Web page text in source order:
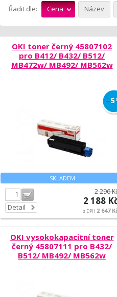
Řadit dle: Cena Název
OKI toner černý 45807102
pro B412/ B432/ B512/
MB472w/ MB492/ MB562w
SKLADEM
−5
Detail
2 296
2 188
s DPH 2 647
OKI vysokokapacitní toner
černý 45807111 pro B432/
B512/ MB492/ MB562w